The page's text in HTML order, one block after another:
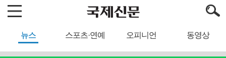
뉴스 스포츠·연예 오피니언 동영상